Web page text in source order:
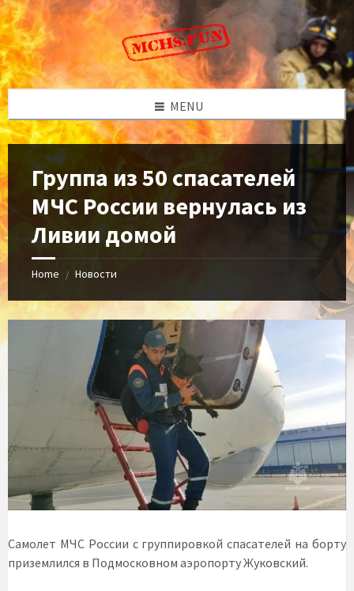
Skip
to
content
Skip
to
left
sidebar
Skip
to
footer
MENU
Группа из 50 спасателей
МЧС России вернулась из
Ливии домой
Home / Новости
Самолет МЧС России с группировкой спасателей на борту
приземлился в Подмосковном аэропорту Жуковский.